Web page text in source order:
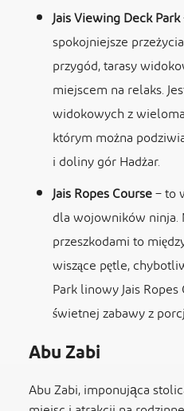
Jais Viewing Deck Park
spokojniejsze
przygód, tarasy
miejscem na relaks.
widokowych z
którym można
i doliny gór Hadżar.
Jais Ropes Course– to
dla wojowników
przeszkodami to
wiszące pętle,
Park linowy Jais
świetnej zabawy z
Abu Zabi
Abu Zabi, imponująca